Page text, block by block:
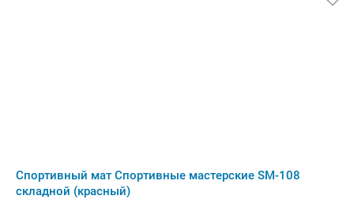
Cпортивный мат Спортивные мастерские SM-108
складной (красный)